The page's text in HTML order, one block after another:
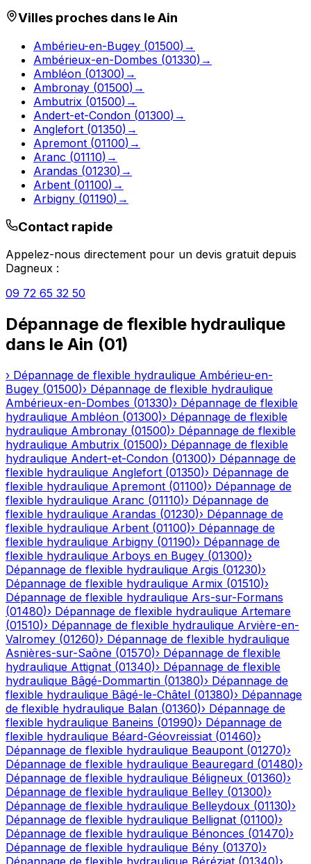
Villes proches dans leAin
Ambérieu-en-Bugey (01500) →
Ambérieux-en-Dombes (01330) →
Ambléon (01300) →
Ambronay (01500) →
Ambutrix (01500) →
Andert-et-Condon (01300) →
Anglefort (01350) →
Apremont (01100) →
Aranc (01110) →
Arandas (01230) →
Arbent (01100) →
Arbigny (01190) →
Contact rapide
Appelez-nous directement pour un devis gratuit depuis
Dagneux :
09 72 65 32 50
Dépannage de flexible hydraulique
dans le Ain (01)
› Dépannage de flexible hydraulique Ambérieu-en-
Bugey (01500)› Dépannage de flexible hydraulique
Ambérieux-en-Dombes (01330)› Dépannage de flexible
hydraulique Ambléon (01300)› Dépannage de flexible
hydraulique Ambronay (01500)› Dépannage de flexible
hydraulique Ambutrix (01500)› Dépannage de flexible
hydraulique Andert-et-Condon (01300)› Dépannage de
flexible hydraulique Anglefort (01350)› Dépannage de
flexible hydraulique Apremont (01100)› Dépannage de
flexible hydraulique Aranc (01110)› Dépannage de
flexible hydraulique Arandas (01230)› Dépannage de
flexible hydraulique Arbent (01100)› Dépannage de
flexible hydraulique Arbigny (01190)› Dépannage de
flexible hydraulique Arboys en Bugey (01300)›
Dépannage de flexible hydraulique Argis (01230)›
Dépannage de flexible hydraulique Armix (01510)›
Dépannage de flexible hydraulique Ars-sur-Formans
(01480)› Dépannage de flexible hydraulique Artemare
(01510)› Dépannage de flexible hydraulique Arvière-en-
Valromey (01260)› Dépannage de flexible hydraulique
Asnières-sur-Saône (01570)› Dépannage de flexible
hydraulique Attignat (01340)› Dépannage de flexible
hydraulique Bâgé-Dommartin (01380)› Dépannage de
flexible hydraulique Bâgé-le-Châtel (01380)› Dépannage
de flexible hydraulique Balan (01360)› Dépannage de
flexible hydraulique Baneins (01990)› Dépannage de
flexible hydraulique Béard-Géovreissiat (01460)›
Dépannage de flexible hydraulique Beaupont (01270)›
Dépannage de flexible hydraulique Beauregard (01480)›
Dépannage de flexible hydraulique Béligneux (01360)›
Dépannage de flexible hydraulique Belley (01300)›
Dépannage de flexible hydraulique Belleydoux (01130)›
Dépannage de flexible hydraulique Bellignat (01100)›
Dépannage de flexible hydraulique Bénonces (01470)›
Dépannage de flexible hydraulique Bény (01370)›